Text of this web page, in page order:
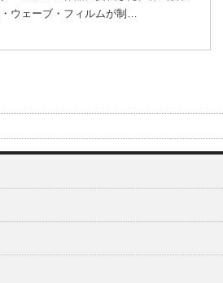
ウェーブ・フィルムが制…